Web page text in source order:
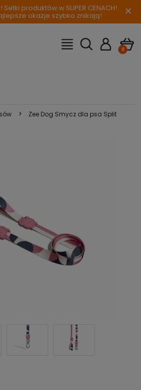
Setki produktów w SUPER CENACH!
okazje szybko znikają! ×
> Zee Dog Smycz dla psa Split